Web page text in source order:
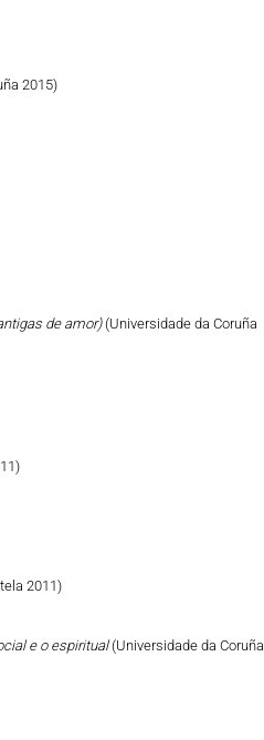
2015)
de amor)(Universidade da Coruña
2011)
e o espiritual(Universidade da Coruña